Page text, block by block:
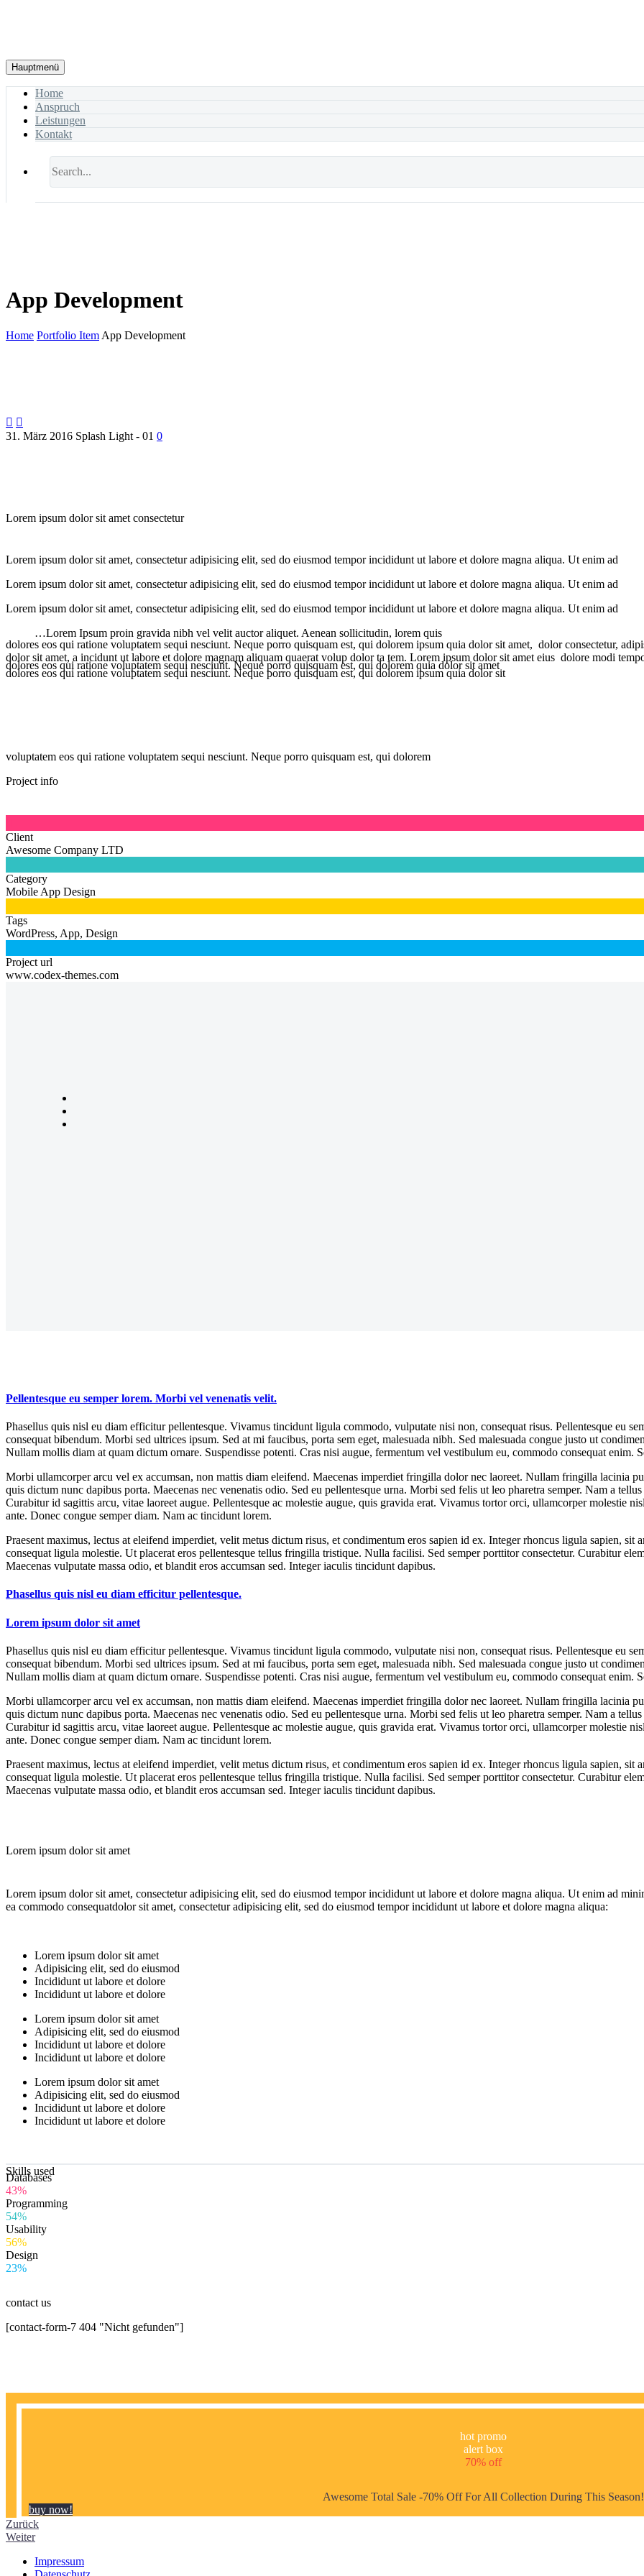
Hauptmenü
Home
Anspruch
Leistungen
Kontakt
App Development
Home Portfolio Item App Development
 
31. März 2016 Splash Light - 01 0
Lorem ipsum dolor sit amet consectetur
Lorem ipsum dolor sit amet, consectetur adipisicing elit, sed do eiusmod tempor incididunt ut labore et dolore magna aliqua. Ut enim ad
Lorem ipsum dolor sit amet, consectetur adipisicing elit, sed do eiusmod tempor incididunt ut labore et dolore magna aliqua. Ut enim ad
Lorem ipsum dolor sit amet, consectetur adipisicing elit, sed do eiusmod tempor incididunt ut labore et dolore magna aliqua. Ut enim ad
…Lorem Ipsum proin gravida nibh vel velit auctor aliquet. Aenean sollicitudin, lorem quis
dolores eos qui ratione voluptatem sequi nesciunt. Neque porro quisquam est, qui dolorem ipsum quia dolor sit amet, dolor consectetur,
dolor sit amet, a incidunt ut labore et dolore magnam aliquam quaerat volup dolor ta tem. Lorem ipsum dolor sit amet eius dolore modi
dolores eos qui ratione voluptatem sequi nesciunt. Neque porro quisquam est, qui dolorem quia dolor sit amet
dolores eos qui ratione voluptatem sequi nesciunt. Neque porro quisquam est, qui dolorem ipsum quia dolor sit
voluptatem eos qui ratione voluptatem sequi nesciunt. Neque porro quisquam est, qui dolorem
Project info
Client
Awesome Company LTD
Category
Mobile App Design
Tags
WordPress, App, Design
Project url
www.codex-themes.com
Pellentesque eu semper lorem. Morbi vel venenatis velit.
Phasellus quis nisl eu diam efficitur pellentesque. Vivamus tincidunt ligula commodo, vulputate nisi non, consequat risus. Pellentesque eu
consequat bibendum. Morbi sed ultrices ipsum. Sed at mi faucibus, porta sem eget, malesuada nibh. Sed malesuada congue justo ut
Nullam mollis diam at quam dictum ornare. Suspendisse potenti. Cras nisi augue, fermentum vel vestibulum eu, commodo consequat enim.
Morbi ullamcorper arcu vel ex accumsan, non mattis diam eleifend. Maecenas imperdiet fringilla dolor nec laoreet. Nullam fringilla lacinia
quis dictum nunc dapibus porta. Maecenas nec venenatis odio. Sed eu pellentesque urna. Morbi sed felis ut leo pharetra semper. Nam a
Curabitur id sagittis arcu, vitae laoreet augue. Pellentesque ac molestie augue, quis gravida erat. Vivamus tortor orci, ullamcorper molestie
ante. Donec congue semper diam. Nam ac tincidunt lorem.
Praesent maximus, lectus at eleifend imperdiet, velit metus dictum risus, et condimentum eros sapien id ex. Integer rhoncus ligula sapien, sit
consequat ligula molestie. Ut placerat eros pellentesque tellus fringilla tristique. Nulla facilisi. Sed semper porttitor consectetur. Curabitur
Maecenas vulputate massa odio, et blandit eros accumsan sed. Integer iaculis tincidunt dapibus.
Phasellus quis nisl eu diam efficitur pellentesque.
Lorem ipsum dolor sit amet
Phasellus quis nisl eu diam efficitur pellentesque. Vivamus tincidunt ligula commodo, vulputate nisi non, consequat risus. Pellentesque eu
consequat bibendum. Morbi sed ultrices ipsum. Sed at mi faucibus, porta sem eget, malesuada nibh. Sed malesuada congue justo ut
Nullam mollis diam at quam dictum ornare. Suspendisse potenti. Cras nisi augue, fermentum vel vestibulum eu, commodo consequat enim.
Morbi ullamcorper arcu vel ex accumsan, non mattis diam eleifend. Maecenas imperdiet fringilla dolor nec laoreet. Nullam fringilla lacinia
quis dictum nunc dapibus porta. Maecenas nec venenatis odio. Sed eu pellentesque urna. Morbi sed felis ut leo pharetra semper. Nam a
Curabitur id sagittis arcu, vitae laoreet augue. Pellentesque ac molestie augue, quis gravida erat. Vivamus tortor orci, ullamcorper molestie
ante. Donec congue semper diam. Nam ac tincidunt lorem.
Praesent maximus, lectus at eleifend imperdiet, velit metus dictum risus, et condimentum eros sapien id ex. Integer rhoncus ligula sapien, sit
consequat ligula molestie. Ut placerat eros pellentesque tellus fringilla tristique. Nulla facilisi. Sed semper porttitor consectetur. Curabitur
Maecenas vulputate massa odio, et blandit eros accumsan sed. Integer iaculis tincidunt dapibus.
Lorem ipsum dolor sit amet
Lorem ipsum dolor sit amet, consectetur adipisicing elit, sed do eiusmod tempor incididunt ut labore et dolore magna aliqua. Ut enim ad
ea commodo consequatdolor sit amet, consectetur adipisicing elit, sed do eiusmod tempor incididunt ut labore et dolore magna aliqua:
Lorem ipsum dolor sit amet
Adipisicing elit, sed do eiusmod
Incididunt ut labore et dolore
Incididunt ut labore et dolore
Lorem ipsum dolor sit amet
Adipisicing elit, sed do eiusmod
Incididunt ut labore et dolore
Incididunt ut labore et dolore
Lorem ipsum dolor sit amet
Adipisicing elit, sed do eiusmod
Incididunt ut labore et dolore
Incididunt ut labore et dolore
Skills used
Databases
43%
Programming
54%
Usability
56%
Design
23%
contact us
[contact-form-7 404 "Nicht gefunden"]
hot promo
alert box
70% off
Awesome Total Sale -70% Off For All Collection During This Season!
buy now!
Zurück
Weiter
Impressum